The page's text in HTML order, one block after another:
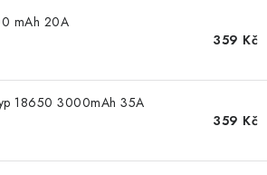
mAh 20A
359 Kč
18650 3000mAh 35A
359 Kč